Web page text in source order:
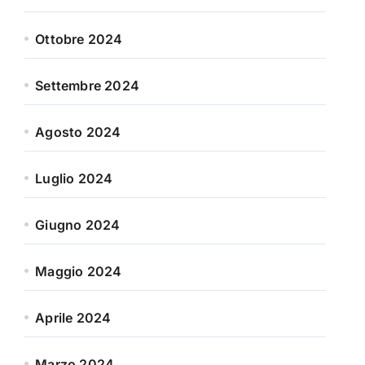
Ottobre 2024
Settembre 2024
Agosto 2024
Luglio 2024
Giugno 2024
Maggio 2024
Aprile 2024